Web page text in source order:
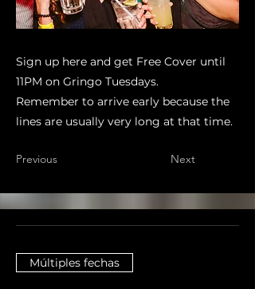
Sign up here and get Free Cover until
11PM on Gringo Tuesdays.
Remember to arrive early because the
lines are usually very long at that time.
Previous Next
Múltiples fechas